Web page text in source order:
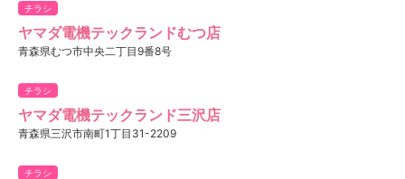
チラシ
ヤマダ電機テックランドむつ店
青森県むつ市中央二丁目9番8号
チラシ
ヤマダ電機テックランド三沢店
青森県三沢市南町1丁目31-2209
チラシ